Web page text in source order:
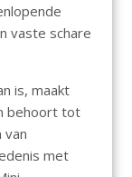
vaste schare
is, maakt
behoort tot
met